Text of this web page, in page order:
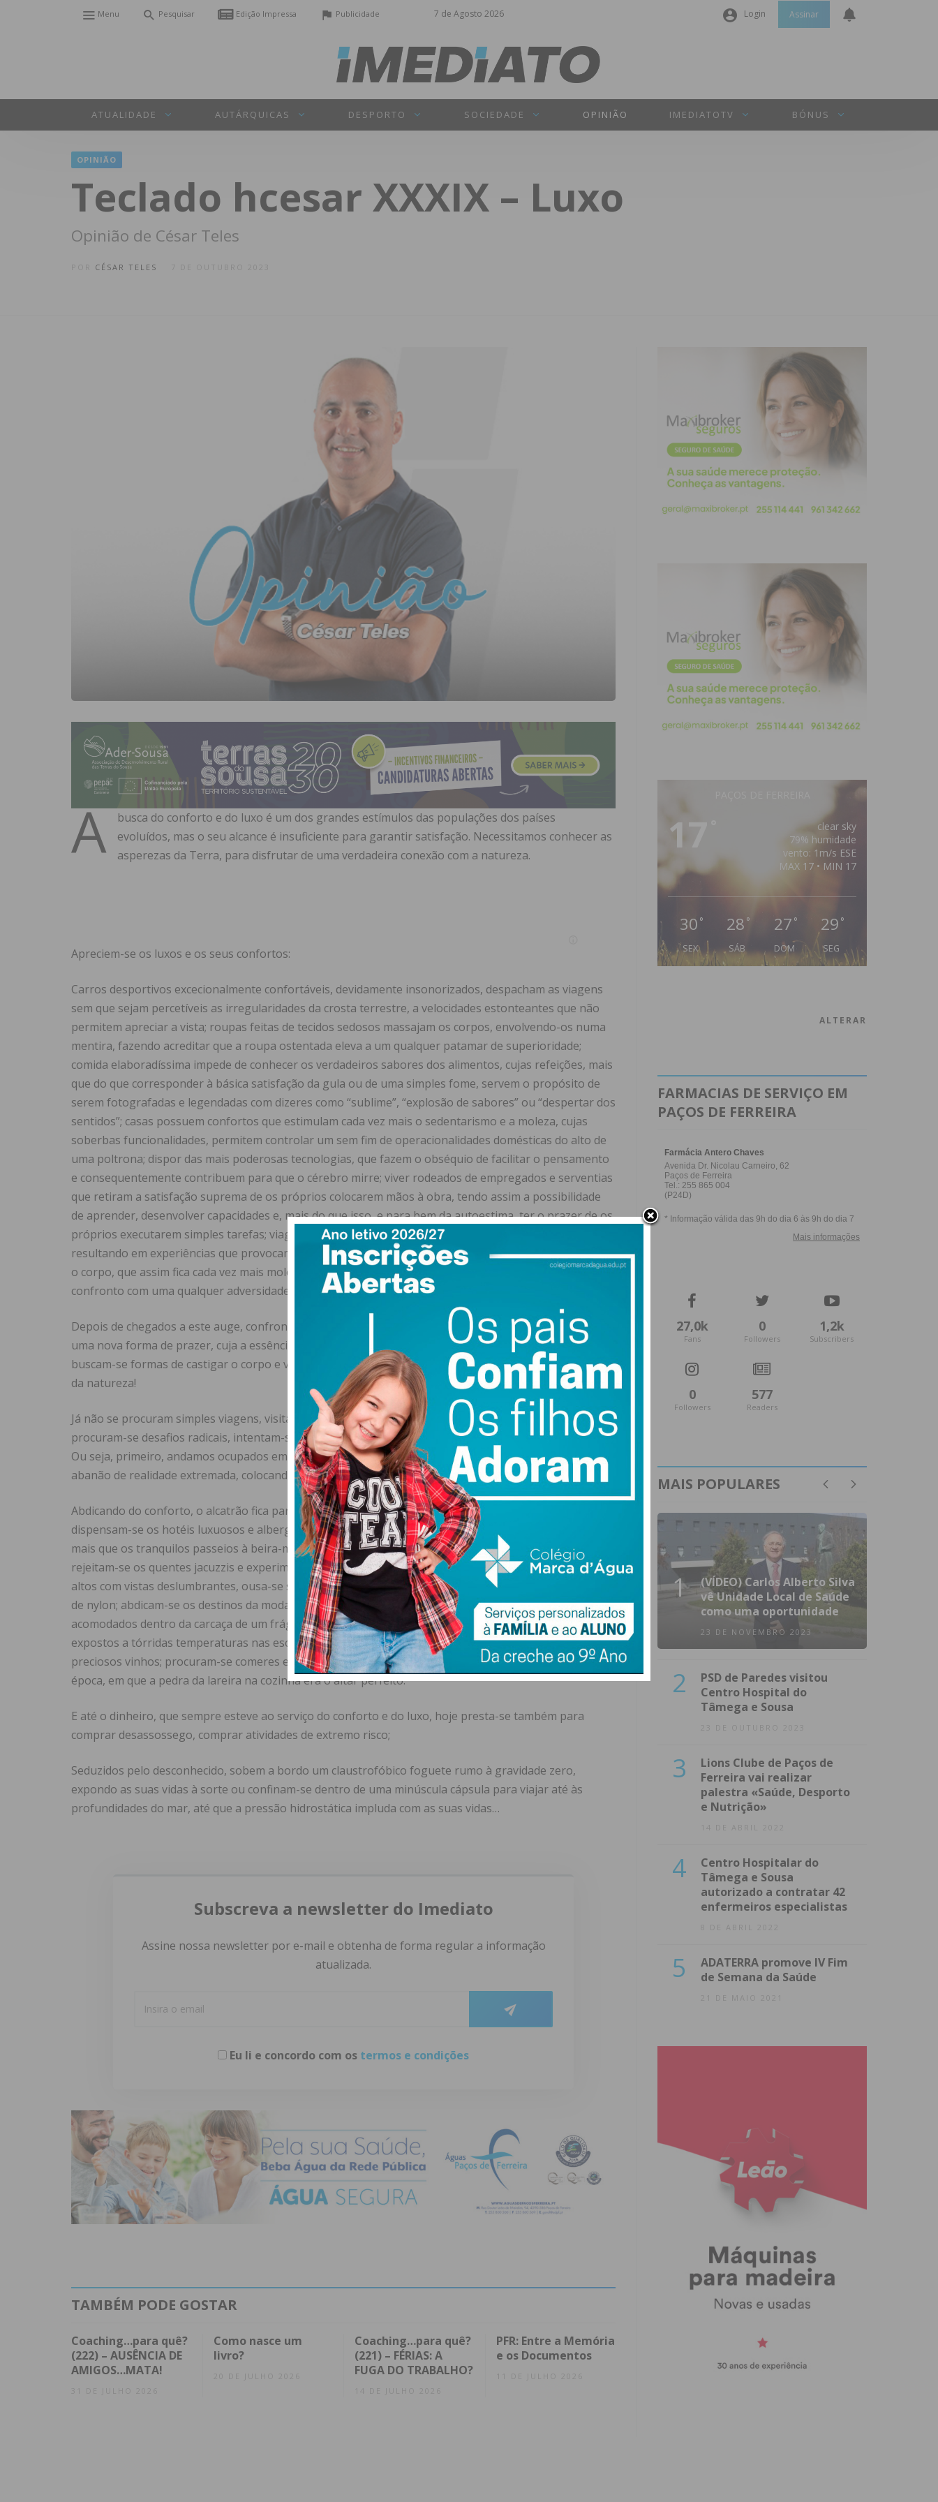
7 de Agosto 2026
Menu Pesquisar Edição Impressa Publicidade Login
Senha
Assinar
ATUALIDADE AUTÁRQUICAS DESPORTO SOCIEDADE OPINIÃO IMEDIATOTV BÓNUS
OPINIÃO
Teclado hcesar XXXIX – Luxo
Opinião de César Teles
CÉSAR TELES 7 DE OUTUBRO 2023
A
busca do conforto e do luxo é um dos grandes estímulos das populações dos países
evoluídos, mas o seu alcance é insuficiente para garantir satisfação. Necessitamos conhecer as
asperezas da Terra, para disfrutar de uma verdadeira conexão com a natureza.
Apreciem-se os luxos e os seus confortos:
Carros desportivos excecionalmente confortáveis, devidamente insonorizados, despacham as viagens
sem que sejam percetíveis as irregularidades da crosta terrestre, a velocidades estonteantes que não
permitem apreciar a vista; roupas feitas de tecidos sedosos massajam os corpos, envolvendo-os numa
mentira, fazendo acreditar que a roupa ostentada eleva a um qualquer patamar de superioridade;
comida elaboradíssima impede de conhecer os verdadeiros sabores dos alimentos, cujas refeições, mais
que do que corresponder à básica satisfação da gula ou de uma simples fome, servem o propósito de
serem fotografadas e legendadas com dizeres como “sublime”, “explosão de sabores” ou “despertar dos
sentidos”; casas possuem confortos que estimulam cada vez mais o sedentarismo e a moleza, cujas
soberbas funcionalidades, permitem controlar um sem fim de operacionalidades domésticas do alto de
uma poltrona; dispor das mais poderosas tecnologias, que fazem o obséquio de facilitar o pensamento
e consequentemente contribuem para que o cérebro mirre; viver rodeados de empregados e serventias
que retiram a satisfação suprema de os próprios colocarem mãos à obra, tendo assim a possibilidade
de aprender, desenvolver capacidades e, mais do que isso, e para bem da autoestima, ter o prazer de os
próprios executarem simples tarefas; viagens para destinos onde vivem pessoas ainda mais ricas,
resultando em experiências que provocam sensações de pequenez; tratamentos e terapias que mimam
o corpo, que assim fica cada vez mais mole e relaxado, tornando-o vulnerável em demasia em caso de
confronto com uma qualquer adversidade que reclame uma impetuosa ação;
Depois de chegados a este auge, confrontados com um grau de insatisfação inexplicável, encontra-se
uma nova forma de prazer, cuja a essência reside em recuar no tempo e abdicar do conforto. Agora,
buscam-se formas de castigar o corpo e viver por intervalos de tempo a sentir os verdadeiros atropelos
da natureza!
Já não se procuram simples viagens, visitas guiadas, entradas em sítios ou objetos de luxo; hoje,
procuram-se desafios radicais, intentam-se experiências de superação, buscam-se aventuras extremas.
Ou seja, primeiro, andamos ocupados em mimar e serenar os sentidos, para agora pretender dar um
abanão de realidade extremada, colocando os sentidos em alerta máximo.
Abdicando do conforto, o alcatrão fica para trás, dando lugar a épicas caminhadas pelos bosques;
dispensam-se os hotéis luxuosos e albergam-se em tendas que agora são denominadas de glamping;
mais que os tranquilos passeios à beira-mar, opta-se por se desafiar a gravidade a escalar montanhas;
rejeitam-se os quentes jacuzzis e experimenta-se nadar em lagos gelados; mais do que visitar sítios
altos com vistas deslumbrantes, ousa-se saltar de alturas medonhas amarrados a elásticos ou com asas
de nylon; abdicam-se os destinos da moda e embarca-se em viagens espirituais de mochilas às costas;
acomodados dentro da carcaça de um frágil veleiro, desafiam-se travessias por longínquos mares;
expostos a tórridas temperaturas nas escarpas do Douro, recolhem-se as uvas que darão origem a
preciosos vinhos; procuram-se comeres e beberes típicos de aldeões, em eventos que recriam uma
época, em que a pedra da lareira na cozinha era o altar perfeito.
E até o dinheiro, que sempre esteve ao serviço do conforto e do luxo, hoje presta-se também para
comprar desassossego, comprar atividades de extremo risco;
Seduzidos pelo desconhecido, sobem a bordo um claustrofóbico foguete rumo à gravidade zero,
expondo as suas vidas à sorte ou confinam-se dentro de uma minúscula cápsula para viajar até às
profundidades do mar, até que a pressão hidrostática impluda com as suas vidas…
Subscreva a newsletter do Imediato
Assine nossa newsletter por e-mail e obtenha de forma regular a informação
atualizada.
Eu li e concordo com os termos e condições
TAMBÉM PODE GOSTAR
Coaching…para quê?
(222) – AUSÊNCIA DE
AMIGOS…MATA!
Como nasce um
livro?
Coaching…para quê?
(221) – FÉRIAS: A
FUGA DO TRABALHO?
14 DE JULHO 2026
PFR: Entre a Memória
e os Documentos
17
clear sky
79% humidade
vento: 1m/s ESE
MAX 17 • MIN 17
30 °
SEX
28 °
SÁB
27 °
DOM
29 °
SEG
ALTERAR
FARMACIAS DE SERVIÇO EM
PAÇOS DE FERREIRA
27,0k
Fans
0
Followers
1,2k
Subscribers
0
Followers
577
Readers
MAIS POPULARES
1
(VÍDEO) Carlos Alberto Silva
vê Unidade Local de Saúde
como uma oportunidade
23 DE NOVEMBRO 2023
2
PSD de Paredes visitou
Centro Hospital do
Tâmega e Sousa
23 DE OUTUBRO 2023
3
Lions Clube de Paços de
Ferreira vai realizar
palestra «Saúde, Desporto
e Nutrição»
14 DE ABRIL 2022
4
Centro Hospitalar do
Tâmega e Sousa
autorizado a contratar 42
enfermeiros especialistas
8 DE ABRIL 2022
5
ADATERRA promove IV Fim
de Semana da Saúde
21 DE MAIO 2021